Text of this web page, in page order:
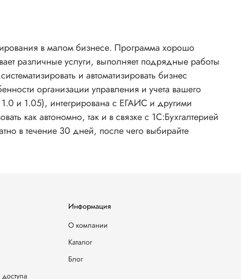
в малом бизнесе. Программа хорошо
различные услуги, выполняет подрядные работы
и автоматизировать бизнес
организации управления и учета вашего
и 1.05), интегрирована с ЕГАИС и другими
как автономно, так и в связке с 1С:Бухгалтерией
в течение 30 дней, после чего выбирайте
Информация
О компании
Каталог
Блог